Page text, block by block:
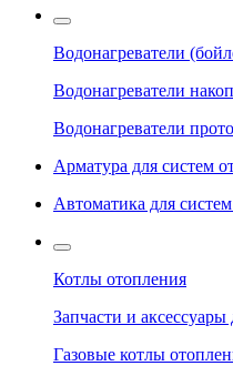
Водонагреватели
Водонагреватели
Водонагреватели
Арматура для систем
Автоматика для
Котлы отопления
Запчасти и
Газовые котлы